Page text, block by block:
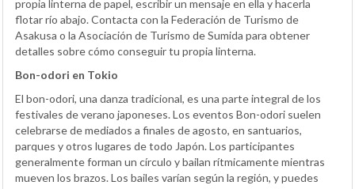
propia linterna de papel, escribir un mensaje en ella y hacerla
flotar río abajo. Contacta con la Federación de Turismo de
Asakusa o la Asociación de Turismo de Sumida para obtener
detalles sobre cómo conseguir tu propia linterna.
Bon-odori en Tokio
El bon-odori, una danza tradicional, es una parte integral de los
festivales de verano japoneses. Los eventos Bon-odori suelen
celebrarse de mediados a finales de agosto, en santuarios,
parques y otros lugares de todo Japón. Los participantes
generalmente forman un círculo y bailan rítmicamente mientras
mueven los brazos. Los bailes varían según la región, y puedes